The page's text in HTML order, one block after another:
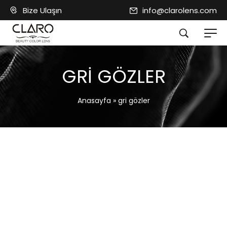
Bize Ulaşın info@clarolens.com
GRI GÖZLER
Anasayfa » gri gözler